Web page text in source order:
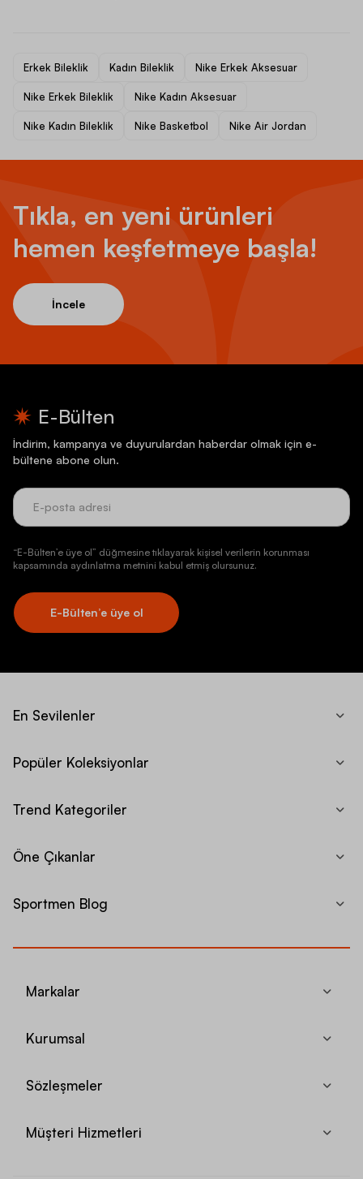
Erkek Bileklik Kadın Bileklik Nike Erkek Aksesuar
Nike Erkek Bileklik Nike Kadın Aksesuar
Nike Kadın Bileklik Nike Basketbol Nike Air Jordan
Tıkla, en yeni ürünleri
hemen keşfetmeye başla!
İncele
E-Bülten
İndirim, kampanya ve duyurulardan haberdar olmak için e-
bültene abone olun.
“E-Bülten’e üye ol” düğmesine tıklayarak kişisel verilerin korunması
kapsamında aydınlatma metnini kabul etmiş olursunuz.
E-Bülten’e üye ol
En Sevilenler
Popüler Koleksiyonlar
Trend Kategoriler
Öne Çıkanlar
Sportmen Blog
Markalar
Kurumsal
Sözleşmeler
Müşteri Hizmetleri